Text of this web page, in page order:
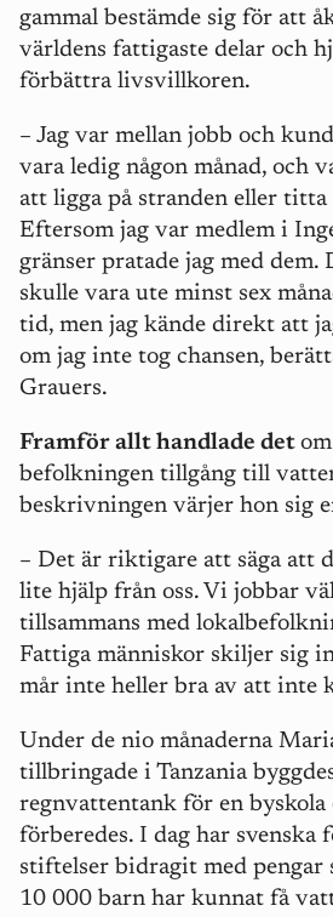
gammal bestämde sig för att
världens fattigaste delar och
förbättra livsvillkoren.
– Jag var mellan jobb och
vara ledig någon månad, och
att ligga på stranden eller titta
Eftersom jag var medlem i
gränser pratade jag med dem.
skulle vara ute minst sex
tid, men jag kände direkt att
om jag inte tog chansen,
Grauers.
Framför allt handlade det
befolkningen tillgång till
beskrivningen värjer hon sig
– Det är riktigare att säga att
lite hjälp från oss. Vi jobbar
tillsammans med
Fattiga människor skiljer sig
mår inte heller bra av att inte
Under de nio månaderna
tillbringade i Tanzania
regnvattentank för en byskola
förberedes. I dag har svenska
stiftelser bidragit med pengar
10 000 barn har kunnat få